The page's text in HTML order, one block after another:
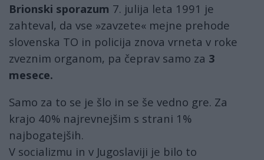
Brionski sporazum 7. julija leta 1991 je
zahteval, da vse »zavzete« mejne prehode
slovenska TO in policija znova vrneta v roke
zveznim organom, pa čeprav samo za 3
mesece.
Samo za to se je šlo in se še vedno gre. Za
krajo 40% najrevnejšim s strani 1%
najbogatejših.
V socializmu in v Jugoslaviji je bilo to